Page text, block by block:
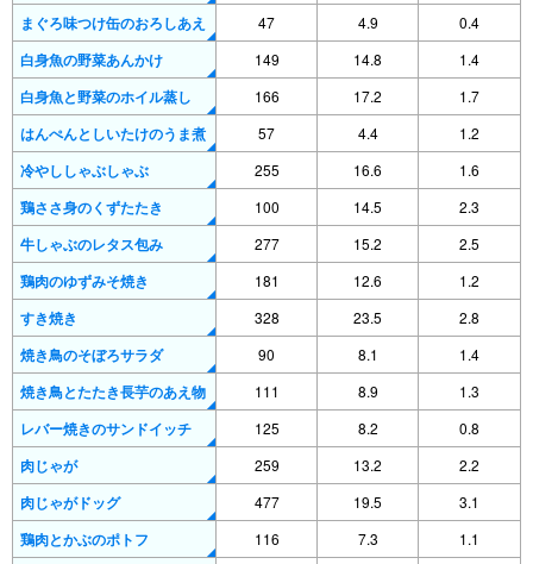
まぐろ味つけ缶のおろしあえ 47 4.9 0.4
白身魚の野菜あんかけ 149 14.8 1.4
白身魚と野菜のホイル蒸し 166 17.2 1.7
はんぺんとしいたけのうま煮 57 4.4 1.2
冷やししゃぶしゃぶ 255 16.6 1.6
鶏ささ身のくずたたき 100 14.5 2.3
牛しゃぶのレタス包み 277 15.2 2.5
鶏肉のゆずみそ焼き 181 12.6 1.2
すき焼き 328 23.5 2.8
焼き鳥のそぼろサラダ 90 8.1 1.4
焼き鳥とたたき長芋のあえ物 111 8.9 1.3
レバー焼きのサンドイッチ 125 8.2 0.8
肉じゃが 259 13.2 2.2
肉じゃがドッグ 477 19.5 3.1
鶏肉とかぶのポトフ 116 7.3 1.1